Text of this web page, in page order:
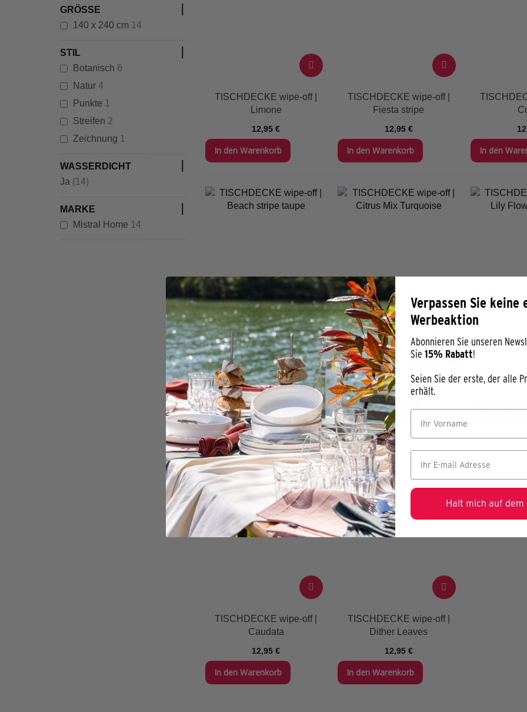
TISCHDECKE wipe-off |
Limone
12,95 €
In den Warenkorb
TISCHDECKE wipe-off |
Fiesta stripe
12,95 €
In den Warenkorb In den
TISCHDECKE wipe-off |
Beach stripe taupe
12,95 €
In den Warenkorb
TISCHDECKE wipe-off |
Citrus Mix Turquoise
12,95 €
In den Warenkorb In den
TISCHDECKE wipe-off |
Caudata
12,95 €
In den Warenkorb
TISCHDECKE wipe-off |
Dither Leaves
12,95 €
In den Warenkorb
GRÖSSE
140 x 240 cm 14
STIL
Botanisch 6
Natur 4
Punkte 1
Streifen 2
Zeichnung 1
WASSERDICHT
Ja (14)
MARKE
Mistral Home 14
Verpassen Sie keine
Werbeaktion
Abonnieren Sie unseren
Sie 15% Rabatt!
Seien Sie der erste, der alle
erhält.
Halt mich auf dem